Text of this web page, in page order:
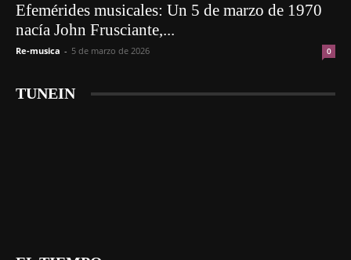
Efemérides musicales: Un 5 de marzo de 1970
nacía John Frusciante,...
Re-musica - 5 de marzo de 2026 0
TUNEIN